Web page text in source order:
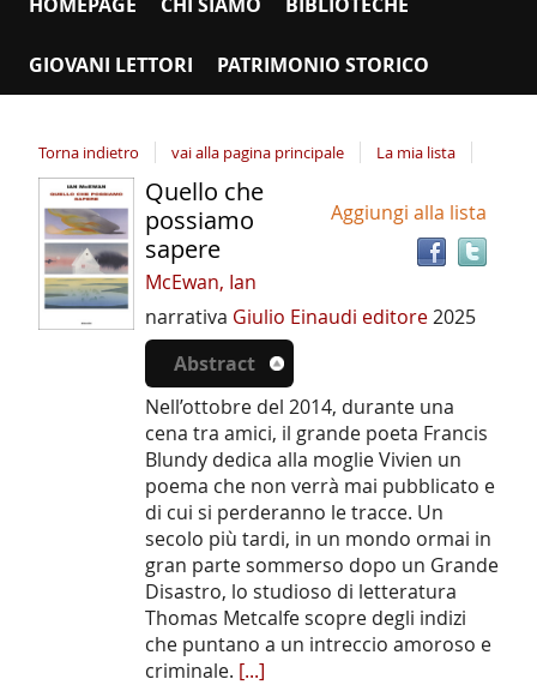
GIOVANI LETTORI PATRIMONIO STORICO
Torna indietro vai alla pagina principale La mia lista
Dettaglio
del
documento
Aggiungi alla lista
Quello che
possiamo
sapere
McEwan, Ian
narrativa Giulio Einaudi editore2025
Abstract
Nell’ottobre del 2014, durante una
cena tra amici, il grande poeta Francis
Blundy dedica alla moglie Vivien un
poema che non verrà mai pubblicato e
di cui si perderanno le tracce. Un
secolo più tardi, in un mondo ormai in
gran parte sommerso dopo un Grande
Disastro, lo studioso di letteratura
Thomas Metcalfe scopre degli indizi
che puntano a un intreccio amoroso e
criminale. [...]